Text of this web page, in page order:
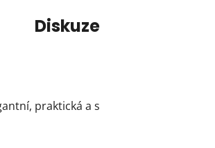
Diskuze
praktická a s